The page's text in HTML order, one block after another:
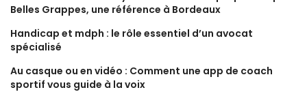
Belles Grappes, une référence à Bordeaux
Handicap et mdph : le rôle essentiel d’un avocat
spécialisé
Au casque ou en vidéo : Comment une app de coach
sportif vous guide à la voix